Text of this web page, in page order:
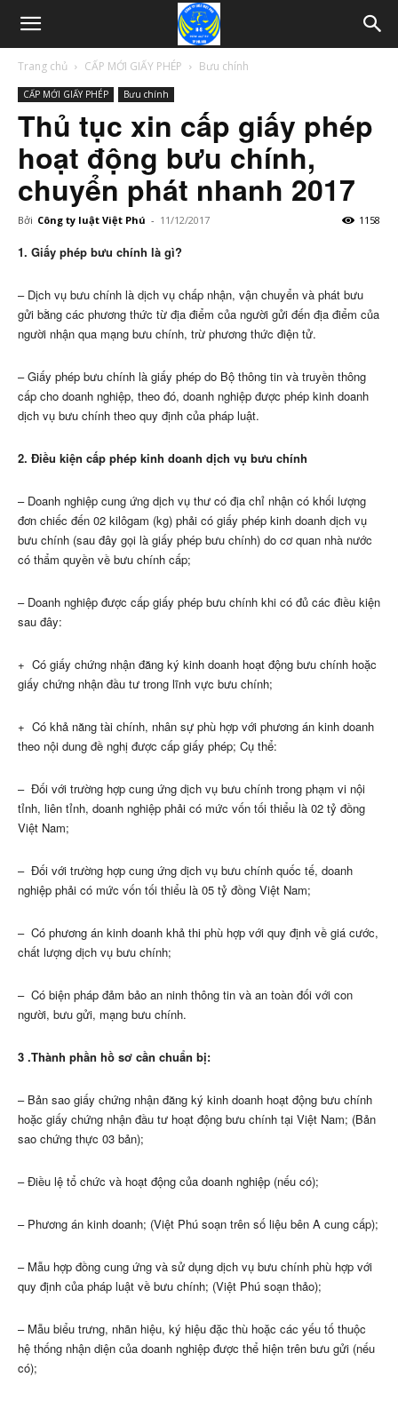
Trang chủ CẤP MỚI GIẤY PHÉP Bưu chính
CẤP MỚI GIẤY PHÉP Bưu chính
Thủ tục xin cấp giấy phép
hoạt động bưu chính,
chuyển phát nhanh 2017
Bởi Công ty luật Việt Phú - 11/12/2017 1158
1. Giấy phép bưu chính là gì?
– Dịch vụ bưu chính là dịch vụ chấp nhận, vận chuyển và phát bưu
gửi bằng các phương thức từ địa điểm của người gửi đến địa điểm của
người nhận qua mạng bưu chính, trừ phương thức điện tử.
– Giấy phép bưu chính là giấy phép do Bộ thông tin và truyền thông
cấp cho doanh nghiệp, theo đó, doanh nghiệp được phép kinh doanh
dịch vụ bưu chính theo quy định của pháp luật.
2. Điều kiện cấp phép kinh doanh dịch vụ bưu chính
– Doanh nghiệp cung ứng dịch vụ thư có địa chỉ nhận có khối lượng
đơn chiếc đến 02 kilôgam (kg) phải có giấy phép kinh doanh dịch vụ
bưu chính (sau đây gọi là giấy phép bưu chính) do cơ quan nhà nước
có thẩm quyền về bưu chính cấp;
– Doanh nghiệp được cấp giấy phép bưu chính khi có đủ các điều kiện
sau đây:
+ Có giấy chứng nhận đăng ký kinh doanh hoạt động bưu chính hoặc
giấy chứng nhận đầu tư trong lĩnh vực bưu chính;
+ Có khả năng tài chính, nhân sự phù hợp với phương án kinh doanh
theo nội dung đề nghị được cấp giấy phép; Cụ thể:
– Đối với trường hợp cung ứng dịch vụ bưu chính trong phạm vi nội
tỉnh, liên tỉnh, doanh nghiệp phải có mức vốn tối thiểu là 02 tỷ đồng
Việt Nam;
– Đối với trường hợp cung ứng dịch vụ bưu chính quốc tế, doanh
nghiệp phải có mức vốn tối thiểu là 05 tỷ đồng Việt Nam;
– Có phương án kinh doanh khả thi phù hợp với quy định về giá cước,
chất lượng dịch vụ bưu chính;
– Có biện pháp đảm bảo an ninh thông tin và an toàn đối với con
người, bưu gửi, mạng bưu chính.
3 .Thành phần hồ sơ cần chuẩn bị:
– Bản sao giấy chứng nhận đăng ký kinh doanh hoạt động bưu chính
hoặc giấy chứng nhận đầu tư hoạt động bưu chính tại Việt Nam; (Bản
sao chứng thực 03 bản);
– Điều lệ tổ chức và hoạt động của doanh nghiệp (nếu có);
– Phương án kinh doanh; (Việt Phú soạn trên số liệu bên A cung cấp);
– Mẫu hợp đồng cung ứng và sử dụng dịch vụ bưu chính phù hợp với
quy định của pháp luật về bưu chính; (Việt Phú soạn thảo);
– Mẫu biểu trưng, nhãn hiệu, ký hiệu đặc thù hoặc các yếu tố thuộc
hệ thống nhận diện của doanh nghiệp được thể hiện trên bưu gửi (nếu
có);